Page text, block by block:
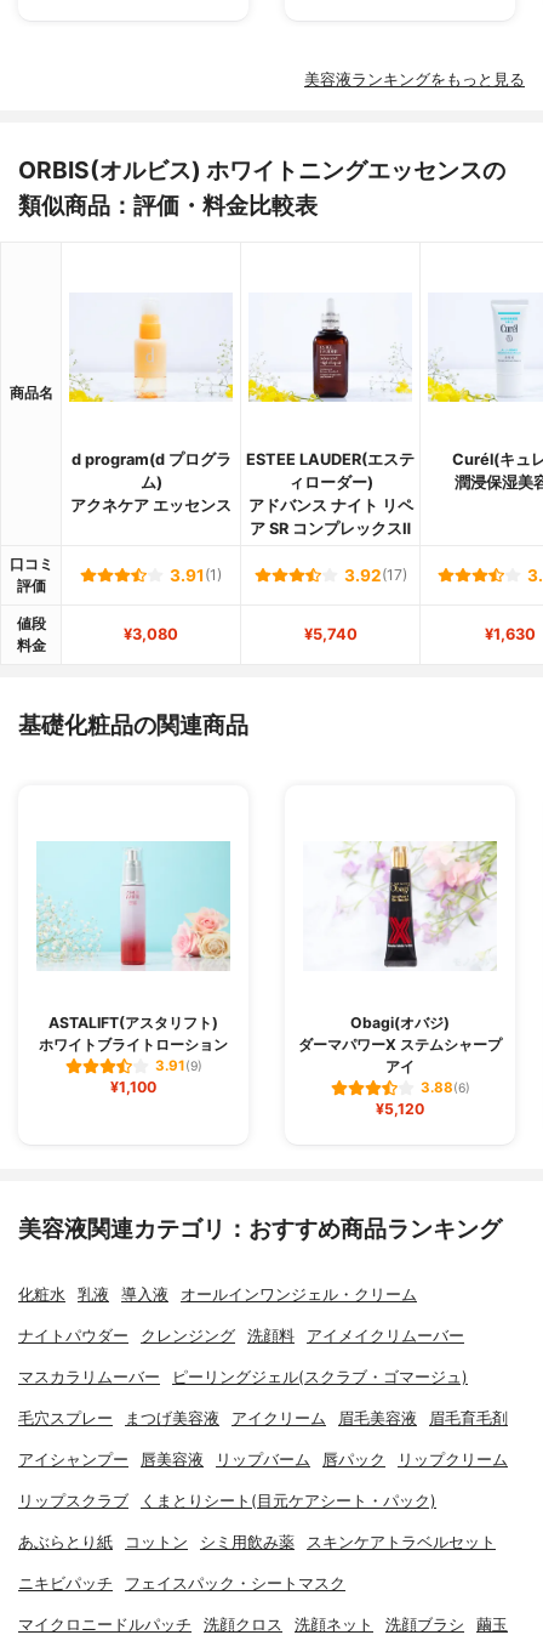
美容液ランキングをもっと見る
ORBIS(オルビス) ホワイトニングエッセンスの
類似商品：評価・料金比較表
商品名
d program(d プログラ
ム)
アクネケア エッセンス
ESTEE LAUDER(エステ
ィローダー)
アドバンス ナイト リペ
ア SR コンプレックスⅡ
Curél(キュ
潤浸保湿美
口コミ
評価
3.91 (1) 3.92(17)
値段
料金
¥3,080 ¥5,740 ¥1,630
基礎化粧品の関連商品
ASTALIFT(アスタリフト)
ホワイトブライトローション
3.91(9)
¥1,100
Obagi(オバジ)
ダーマパワーX ステムシャープ
アイ
3.88(6)
¥5,120
美容液関連カテゴリ：おすすめ商品ランキング
化粧水 乳液 導入液 オールインワンジェル・クリーム
ナイトパウダー クレンジング 洗顔料 アイメイクリムーバー
マスカラリムーバー ピーリングジェル(スクラブ・ゴマージュ)
毛穴スプレー まつげ美容液 アイクリーム 眉毛美容液 眉毛育毛剤
アイシャンプー 唇美容液 リップバーム 唇パック リップクリーム
リップスクラブ くまとりシート(目元ケアシート・パック)
あぶらとり紙 コットン シミ用飲み薬 スキンケアトラベルセット
ニキビパッチ フェイスパック・シートマスク
マイクロニードルパッチ 洗顔クロス 洗顔ネット 洗顔ブラシ 繭玉